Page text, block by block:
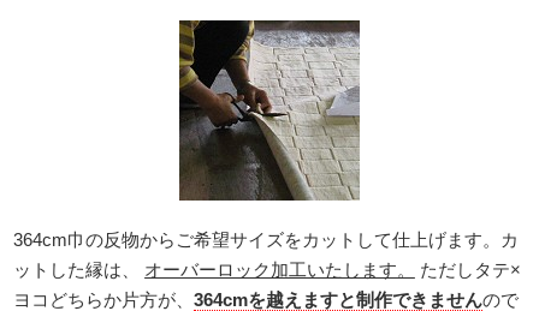
364cm巾の反物からご希望サイズをカットして仕上げます。カ
ットした縁は、 オーバーロック加工いたします。
ただしタテ×
ヨコどちらか片方が、364cmを越えますと制作できませんので